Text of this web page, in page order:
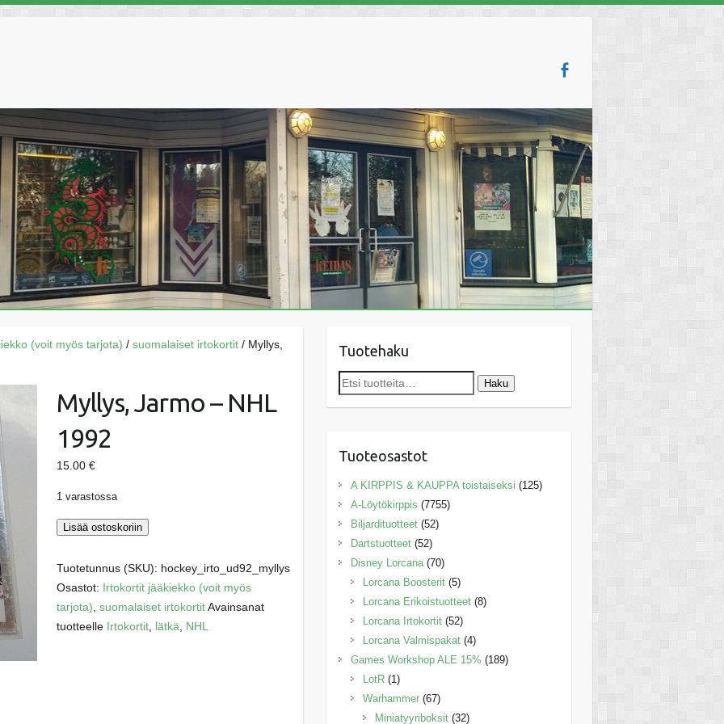
(voit myös tarjota) / suomalaiset irtokortit/ Myllys,
Myllys, Jarmo – NHL
1992
15.00 €
1 varastossa
Myllys,
-
NHL
1992
määrä
Lisää ostoskoriin
Tuotetunnus (SKU): hockey_irto_ud92_myllys
Osastot: Irtokortit jääkiekko (voit myös
tarjota), suomalaiset irtokortit Avainsanat
tuotteelle Irtokortit, lätkä, NHL
Tuotehaku
Etsi: Haku
Tuoteosastot
A KIRPPIS & KAUPPA toistaiseksi (125)
A-Löytökirppis (7755)
Biljardituotteet (52)
Dartstuotteet (52)
Disney Lorcana (70)
Lorcana Boosterit (5)
Lorcana Erikoistuotteet (8)
Lorcana Irtokortit (52)
Lorcana Valmispakat (4)
Games Workshop ALE 15% (189)
LotR (1)
Warhammer (67)
Miniatyyriboksit (32)